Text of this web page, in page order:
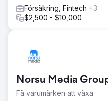
Resultat
£30 000 ökning av intäkter
presenterades på
friskvårdswebbplatser,
Gå till
Försäkring, Fintech +3
$2,500 - $10,000
Norsu Media
Få varumärken att växa